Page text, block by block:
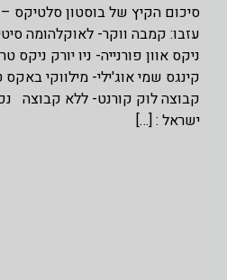
סיכום הקיץ של בוסטון סלטיקס
עזבו: קמבה ווקר- לאוקלהומה
ניקס אוון פורנייה- ניו יורק
קינגס שמי אוג'ילי- מילווקי
קבוצה לוק קורנט- ללא קבוצה
ישראל : […]